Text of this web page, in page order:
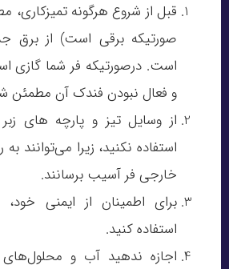
قبل از شروع هرگونه تمیزکاری،
صورتیکه برقی است) از برق
است. درصورتیکه فر شما گازی
و فعال نبودن فندک آن مطمئن
از وسایل تیز و پارچه های
استفاده نکنید، زیرا
خارجی فر آسیب برسانند.
برای اطمینان از ایمنی
استفاده کنید.
اجازه ندهید آب و محلول‌های